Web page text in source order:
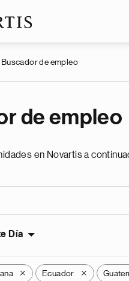
Buscador de empleo
de empleo
en Novartis a
Día
X Ecuador X